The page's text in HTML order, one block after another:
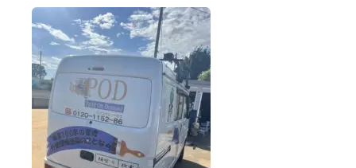
ご相談と流れ よくあるご質問
PODについて